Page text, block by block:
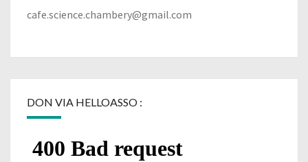
cafe.science.chambery@gmail.com
DON VIA HELLOASSO :